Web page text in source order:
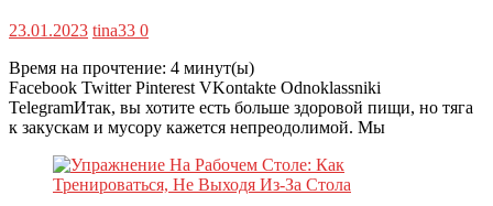
23.01.2023 tina33 0
Время на прочтение: 4 минут(ы)
Facebook Twitter Pinterest VKontakte Odnoklassniki
TelegramИтак, вы хотите есть больше здоровой пищи, но тяга
к закускам и мусору кажется непреодолимой. Мы